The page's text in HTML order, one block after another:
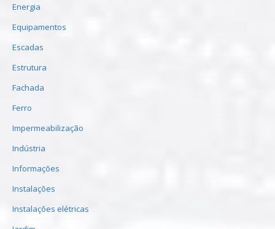
Energia
Equipamentos
Escadas
Estrutura
Fachada
Ferro
Impermeabilização
Indústria
Informações
Instalações
Instalações elétricas